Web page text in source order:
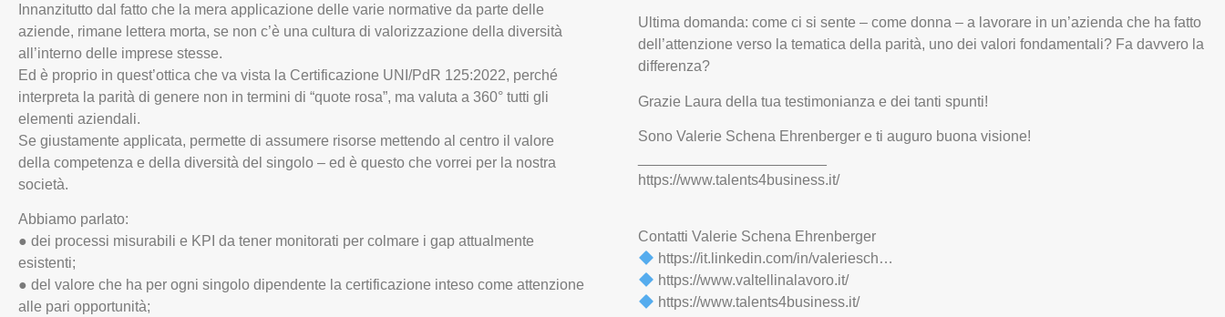
Innanzitutto dal fatto che la mera applicazione delle varie normative da parte delle
aziende, rimane lettera morta, se non c’è una cultura di valorizzazione della diversità
all’interno delle imprese stesse.
Ed è proprio in quest’ottica che va vista la Certificazione UNI/PdR 125:2022, perché
interpreta la parità di genere non in termini di “quote rosa”, ma valuta a 360° tutti gli
elementi aziendali.
Se giustamente applicata, permette di assumere risorse mettendo al centro il valore
della competenza e della diversità del singolo – ed è questo che vorrei per la nostra
società.
Abbiamo parlato:
● dei processi misurabili e KPI da tener monitorati per colmare i gap attualmente
esistenti;
● del valore che ha per ogni singolo dipendente la certificazione inteso come attenzione
alle pari opportunità;
Ultima domanda: come ci si sente – come donna – a lavorare in un’azienda che ha fatto
dell’attenzione verso la tematica della parità, uno dei valori fondamentali? Fa davvero la
differenza?
Grazie Laura della tua testimonianza e dei tanti spunti!
Sono Valerie Schena Ehrenberger e ti auguro buona visione!
https://www.talents4business.it/
Contatti Valerie Schena Ehrenberger
https://it.linkedin.com/in/valeriesch…
https://www.valtellinalavoro.it/
https://www.talents4business.it/